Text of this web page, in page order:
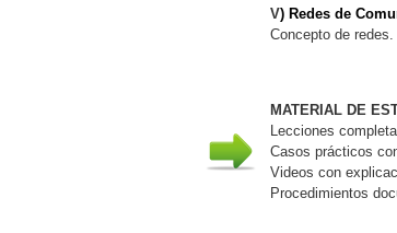
V) Redes de
Concepto de
MATERIAL DE
Lecciones
Casos prácticos
Videos con
Procedimientos